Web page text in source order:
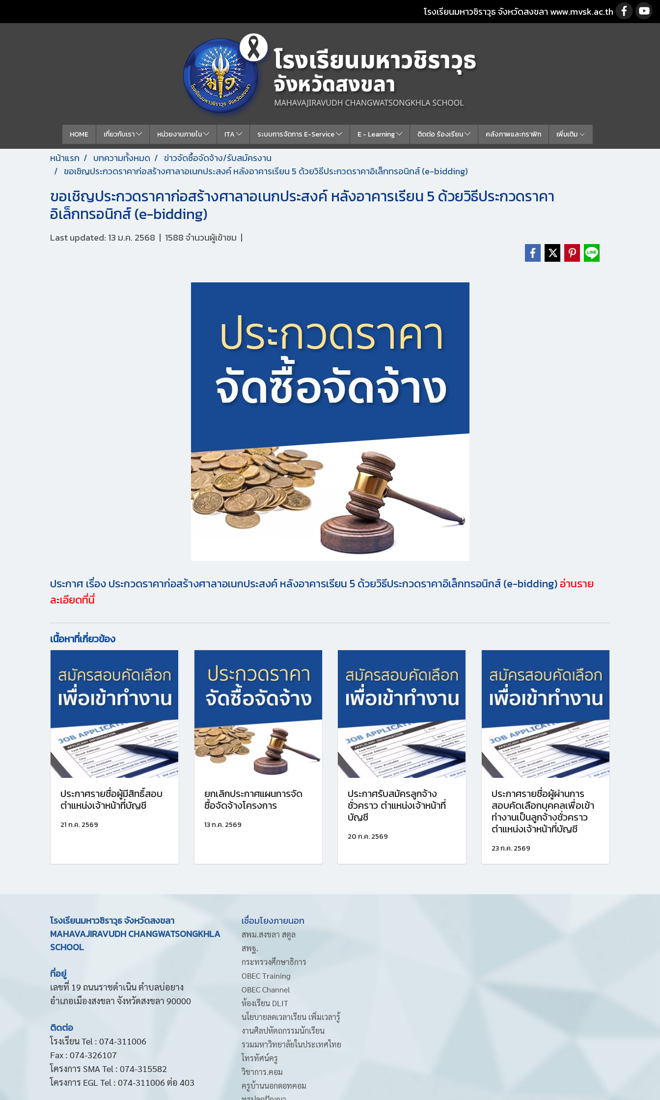
โรงเรียนมหาวชิราวุธ จังหวัดสงขลา www.mvsk.ac.th
HOME เกี่ยวกับเรา หน่วยงานภายใน ITA ระบบการจัดการ E-Service E - Learning ติดต่อ ร้องเรียน คลังภาพและกราฟิก เพิ่มเติม
หน้าแรก บทความทั้งหมด
ข่าวจัดซื้อจัดจ้าง/รับสมัครงาน
ขอเชิญประกวดราคาก่อสร้างศาลาอเนกประสงค์ หลังอาคารเรียน 5 ด้วยวิธีประกวดราคาอิเล็กทรอนิกส์ (e-bidding)
ขอเชิญประกวดราคาก่อสร้างศาลาอเนกประสงค์ หลังอาคารเรียน 5 ด้วยวิธีประกวดราคา
อิเล็กทรอนิกส์ (e-bidding)
Last updated: 13 ม.ค. 2568 | 1588 จำนวนผู้เข้าชม |
ประกาศ เรื่อง ประกวดราคาก่อสร้างศาลาอเนกประสงค์ หลังอาคารเรียน 5 ด้วยวิธีประกวดราคาอิเล็กทรอนิกส์ (e-bidding)อ่านราย
ละเอียดที่นี่
เนื้อหาที่เกี่ยวข้อง
ประกาศรายชื่อผู้มีสิทธิ์สอบ
ตำแหน่งเจ้าหน้าที่บัญชี
21 ก.ค. 2569
ยกเลิกประกาศแผนการจัด
ซื้อจัดจ้างโครงการ
13 ก.ค. 2569
ประกาศรับสมัครลูกจ้าง
ชั่วคราว ตำแหน่งเจ้าหน้าที่
บัญชี
20 ก.ค. 2569
ประกาศรายชื่อผู้ผ่านการ
สอบคัดเลือกบุคคลเพื่อเข้า
ทำงานเป็นลูกจ้างชั่วคราว
ตำแหน่งเจ้าหน้าที่บัญชี
23 ก.ค. 2569
โรงเรียนมหาวชิราวุธ จังหวัดสงขลา
MAHAVAJIRAVUDH CHANGWATSONGKHLA
SCHOOL
ที่อยู่
เลขที่ 19 ถนนราชดำเนิน ตำบลบ่อยาง
อำเภอเมืองสงขลา จังหวัดสงขลา 90000
ติดต่อ
โรงเรียน Tel : 074-311006
Fax : 074-326107
โครงการ SMA Tel : 074-315582
โครงการ EGL Tel : 074-311006 ต่อ 403
เชื่อมโยงภายนอก
สพม.สงขลา สตูล
สพฐ.
กระทรวงศึกษาธิการ
OBEC Training
OBEC Channel
ห้องเรียน DLIT
นโยบายลดเวลาเรียน เพิ่มเวลารู้
งานศิลปหัตถกรรมนักเรียน
รวมมหาวิทยาลัยในประเทศไทย
โทรทัศน์ครู
วิชาการ.คอม
ครูบ้านนอกดอทคอม